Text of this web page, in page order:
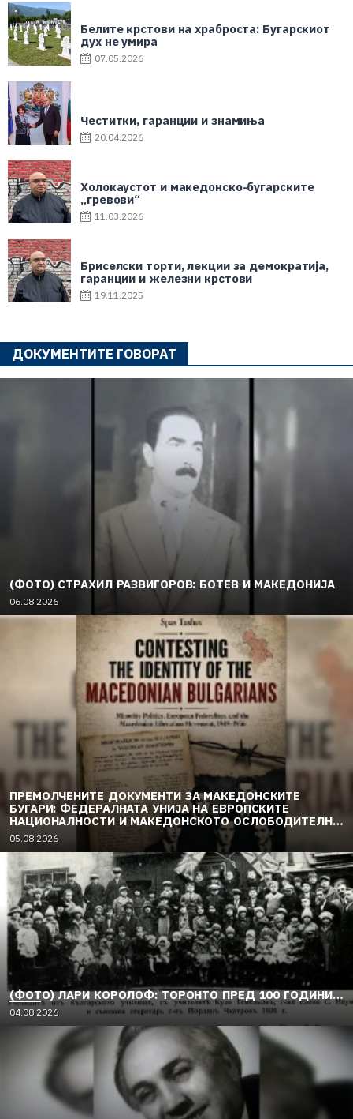
Белите крстови на храброста: Бугарскиот
дух не умира
07.05.2026
Честитки, гаранции и знамиња
20.04.2026
Холокаустот и македонско-бугарските
„гревови“
11.03.2026
Бриселски торти, лекции за демократија,
гаранции и железни крстови
19.11.2025
ДОКУМЕНТИТЕ ГОВОРАТ
(ФОТО) СТРАХИЛ РАЗВИГОРОВ: БОТЕВ И МАКЕДОНИЈА
06.08.2026
ПРЕМОЛЧЕНИТЕ ДОКУМЕНТИ ЗА МАКЕДОНСКИТЕ
БУГАРИ: ФЕДЕРАЛНАТА УНИЈА НА ЕВРОПСКИТЕ
НАЦИОНАЛНОСТИ И МАКЕДОНСКОТО ОСЛОБОДИТЕЛНО
ДВИЖЕЊЕ (1949–1956) (2)
05.08.2026
(ФОТО) ЛАРИ КОРОЛОФ: ТОРОНТО ПРЕД 100 ГОДИНИ…
04.08.2026